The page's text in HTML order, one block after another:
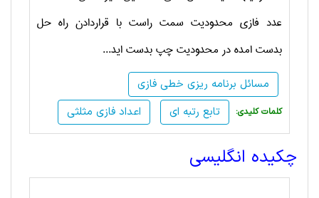
عدد فازی محدودیت سمت راست با قراردادن راه حل
بدست امده در محدودیت چپ بدست اید...
مسائل برنامه ریزی خطی فازی
اعداد فازی مثلثی
تابع رتبه ای :کلمات کلیدی
چکیده انگلیسی